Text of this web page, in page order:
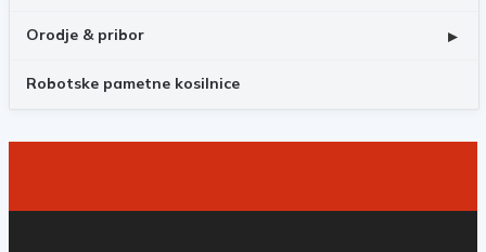
Orodje & pribor ▸
Robotske pametne kosilnice